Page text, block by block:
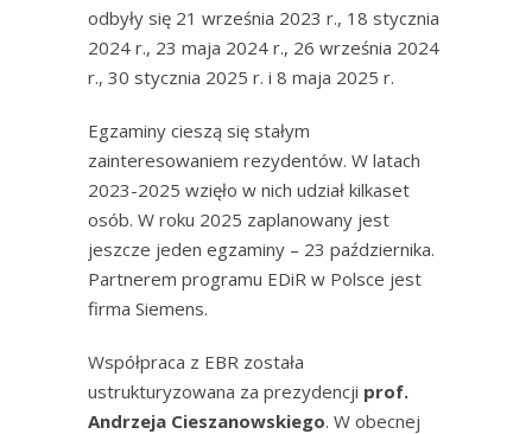
odbyły się 21 września 2023 r., 18 stycznia
2024 r., 23 maja 2024 r., 26 września 2024
r., 30 stycznia 2025 r. i 8 maja 2025 r.
Egzaminy cieszą się stałym
zainteresowaniem rezydentów. W latach
2023-2025 wzięło w nich udział kilkaset
osób. W roku 2025 zaplanowany jest
jeszcze jeden egzaminy – 23 października.
Partnerem programu EDiR w Polsce jest
firma Siemens.
Współpraca z EBR została
ustrukturyzowana za prezydencji prof.
Andrzeja Cieszanowskiego. W obecnej